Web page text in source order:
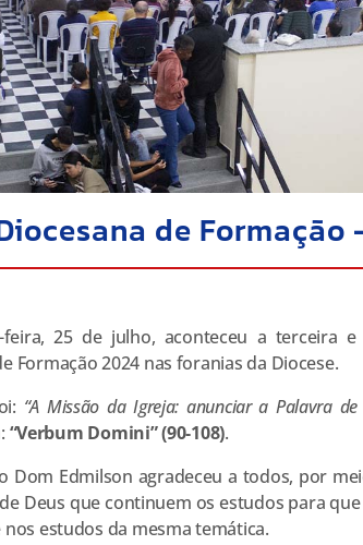
de Formação
25 de julho, aconteceu a terceira
Formação 2024 nas foranias da Diocese.
“A Missão da Igreja: anunciar a Palavra
“Verbum Domini” (90-108).
Dom Edmilson agradeceu a todos, por
Deus que continuem os estudos para
estudos da mesma temática.